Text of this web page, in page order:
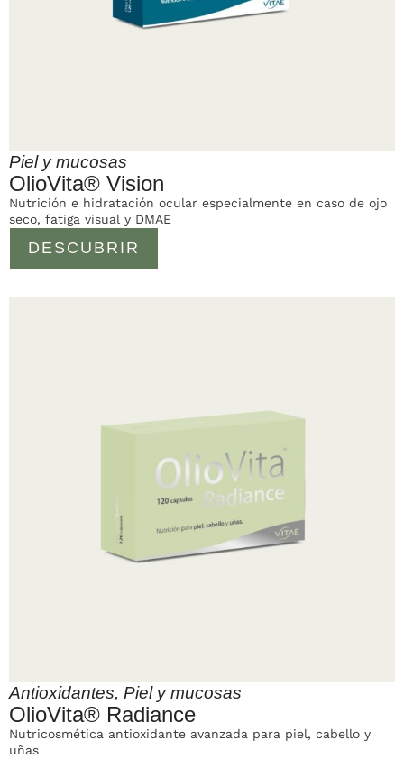
Piel y mucosas
OlioVita® Vision
DESCUBRIR
Nutrición e hidratación ocular especialmente en caso de ojo
seco, fatiga visual y DMAE
Antioxidantes, Piel y mucosas
OlioVita® Radiance
Nutricosmética antioxidante avanzada para piel, cabello y
uñas